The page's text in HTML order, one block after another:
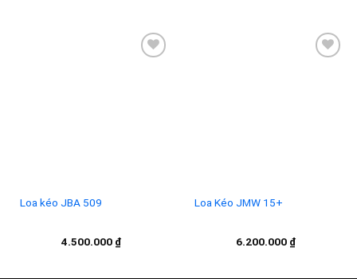
Loa kéo JBA 509
4.500.000 ₫
Loa Kéo JMW 15+
6.200.000 ₫